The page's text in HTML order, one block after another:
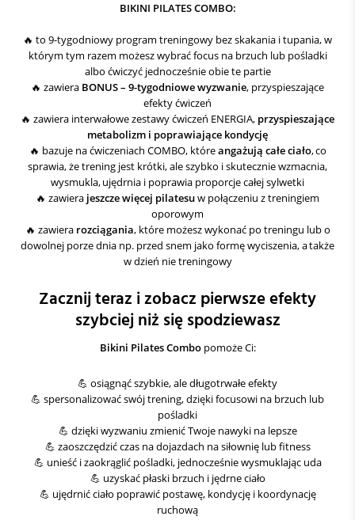
BIKINI PILATES COMBO:
🔥 to 9-tygodniowy program treningowy bez skakania i tupania, w
którym tym razem możesz wybrać focus na brzuch lub pośladki
albo ćwiczyć jednocześnie obie te partie
🔥 zawiera BONUS – 9-tygodniowe wyzwanie, przyspieszające
efekty ćwiczeń
🔥 zawiera interwałowe zestawy ćwiczeń ENERGIA, przyspieszające
metabolizm i poprawiające kondycję
🔥 bazuje na ćwiczeniach COMBO, któreangażują całe ciało, co
sprawia, że trening jest krótki, ale szybko i skutecznie wzmacnia,
wysmukla, ujędrnia i poprawia proporcje całej sylwetki
🔥 zawiera jeszcze więcej pilatesuw połączeniu z treningiem
oporowym
🔥 zawiera rozciągania, które możesz wykonać po treningu lub o
dowolnej porze dnia np. przed snem jako formę wyciszenia, a także
w dzień nie treningowy
Zacznij teraz i zobacz pierwsze efekty
szybciej niż się spodziewasz
Bikini Pilates Combopomoże Ci:
💪 osiągnąć szybkie, ale długotrwałe efekty
💪 spersonalizować swój trening, dzięki focusowi na brzuch lub
pośladki
💪 dzięki wyzwaniu zmienić Twoje nawyki na lepsze
💪 zaoszczędzić czas na dojazdach na siłownię lub fitness
💪 unieść i zaokrąglić pośladki, jednocześnie wysmuklając uda
💪 uzyskać płaski brzuch i jędrne ciało
💪 ujędrnić ciało poprawić postawę, kondycję i koordynację
ruchową